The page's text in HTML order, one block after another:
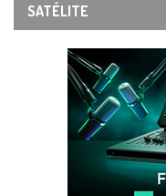
SATÉLITE